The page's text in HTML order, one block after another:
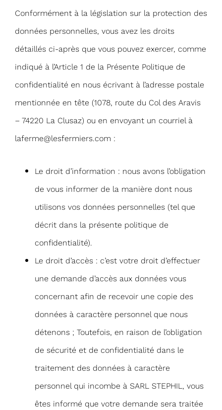
Conformément à la législation sur la protection des
données personnelles, vous avez les droits
détaillés ci-après que vous pouvez exercer, comme
indiqué à l’Article 1 de la Présente Politique de
confidentialité en nous écrivant à l’adresse postale
mentionnée en tête (1078, route du Col des Aravis
– 74220 La Clusaz) ou en envoyant un courriel à
laferme@lesfermiers.com :
Le droit d’information : nous avons l’obligation
de vous informer de la manière dont nous
utilisons vos données personnelles (tel que
décrit dans la présente politique de
confidentialité).
Le droit d’accès : c’est votre droit d’effectuer
une demande d’accès aux données vous
concernant afin de recevoir une copie des
données à caractère personnel que nous
détenons ; Toutefois, en raison de l’obligation
de sécurité et de confidentialité dans le
traitement des données à caractère
personnel qui incombe à SARL STEPHIL, vous
êtes informé que votre demande sera traitée